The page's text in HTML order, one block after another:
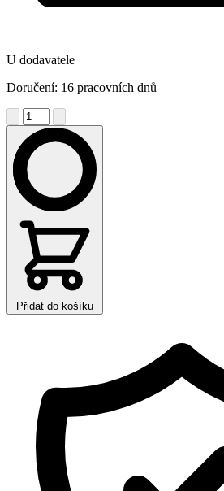
U dodavatele
Doručení: 16 pracovních dnů
Přidat do košíku